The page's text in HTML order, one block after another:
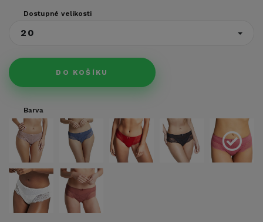
Dostupné velikosti
20
DO KOŠÍKU
Barva